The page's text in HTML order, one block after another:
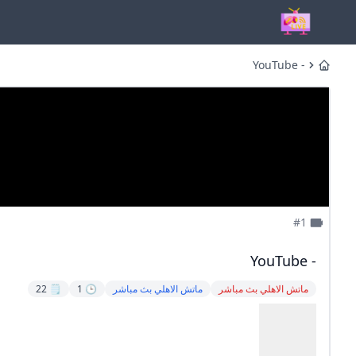
Home
- YouTube
- YouTube
ماتش الاهلي بث مباشر ماتش الاهلي بث مباشر 🕒 1
🗒️ 22